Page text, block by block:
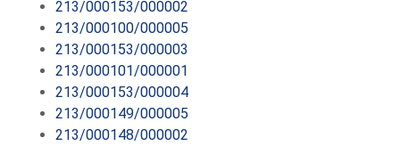
213/000153/000002
213/000100/000005
213/000153/000003
213/000101/000001
213/000153/000004
213/000149/000005
213/000148/000002